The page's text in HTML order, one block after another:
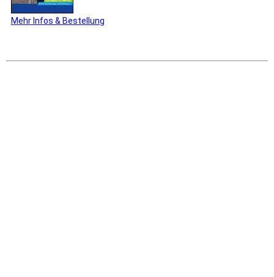
Mehr Infos & Bestellung